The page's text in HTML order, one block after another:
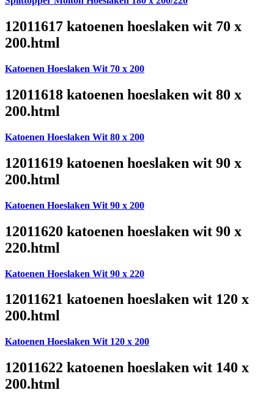
12011617 katoenen hoeslaken wit 70 x
200.html
Katoenen Hoeslaken Wit 70 x 200
12011618 katoenen hoeslaken wit 80 x
200.html
Katoenen Hoeslaken Wit 80 x 200
12011619 katoenen hoeslaken wit 90 x
200.html
Katoenen Hoeslaken Wit 90 x 200
12011620 katoenen hoeslaken wit 90 x
220.html
Katoenen Hoeslaken Wit 90 x 220
12011621 katoenen hoeslaken wit 120 x
200.html
Katoenen Hoeslaken Wit 120 x 200
12011622 katoenen hoeslaken wit 140 x
200.html